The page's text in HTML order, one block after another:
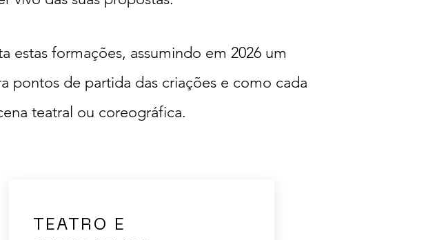
estas formações, assumindo em 2026 um
pontos de partida das criações e como cada
teatral ou coreográfica.
TEATRO E